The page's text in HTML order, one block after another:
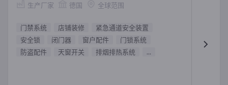
生产厂家 德国 全球范围
门禁系统 店铺装修
紧急通道安全装置
安全锁
闭门器 窗户配件
门锁系统
防盗配件
天窗开关 排烟排热系统 ...